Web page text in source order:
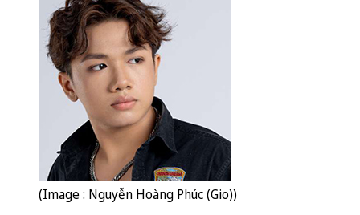
(Image : Nguyễn Hoàng Phúc (Gio))